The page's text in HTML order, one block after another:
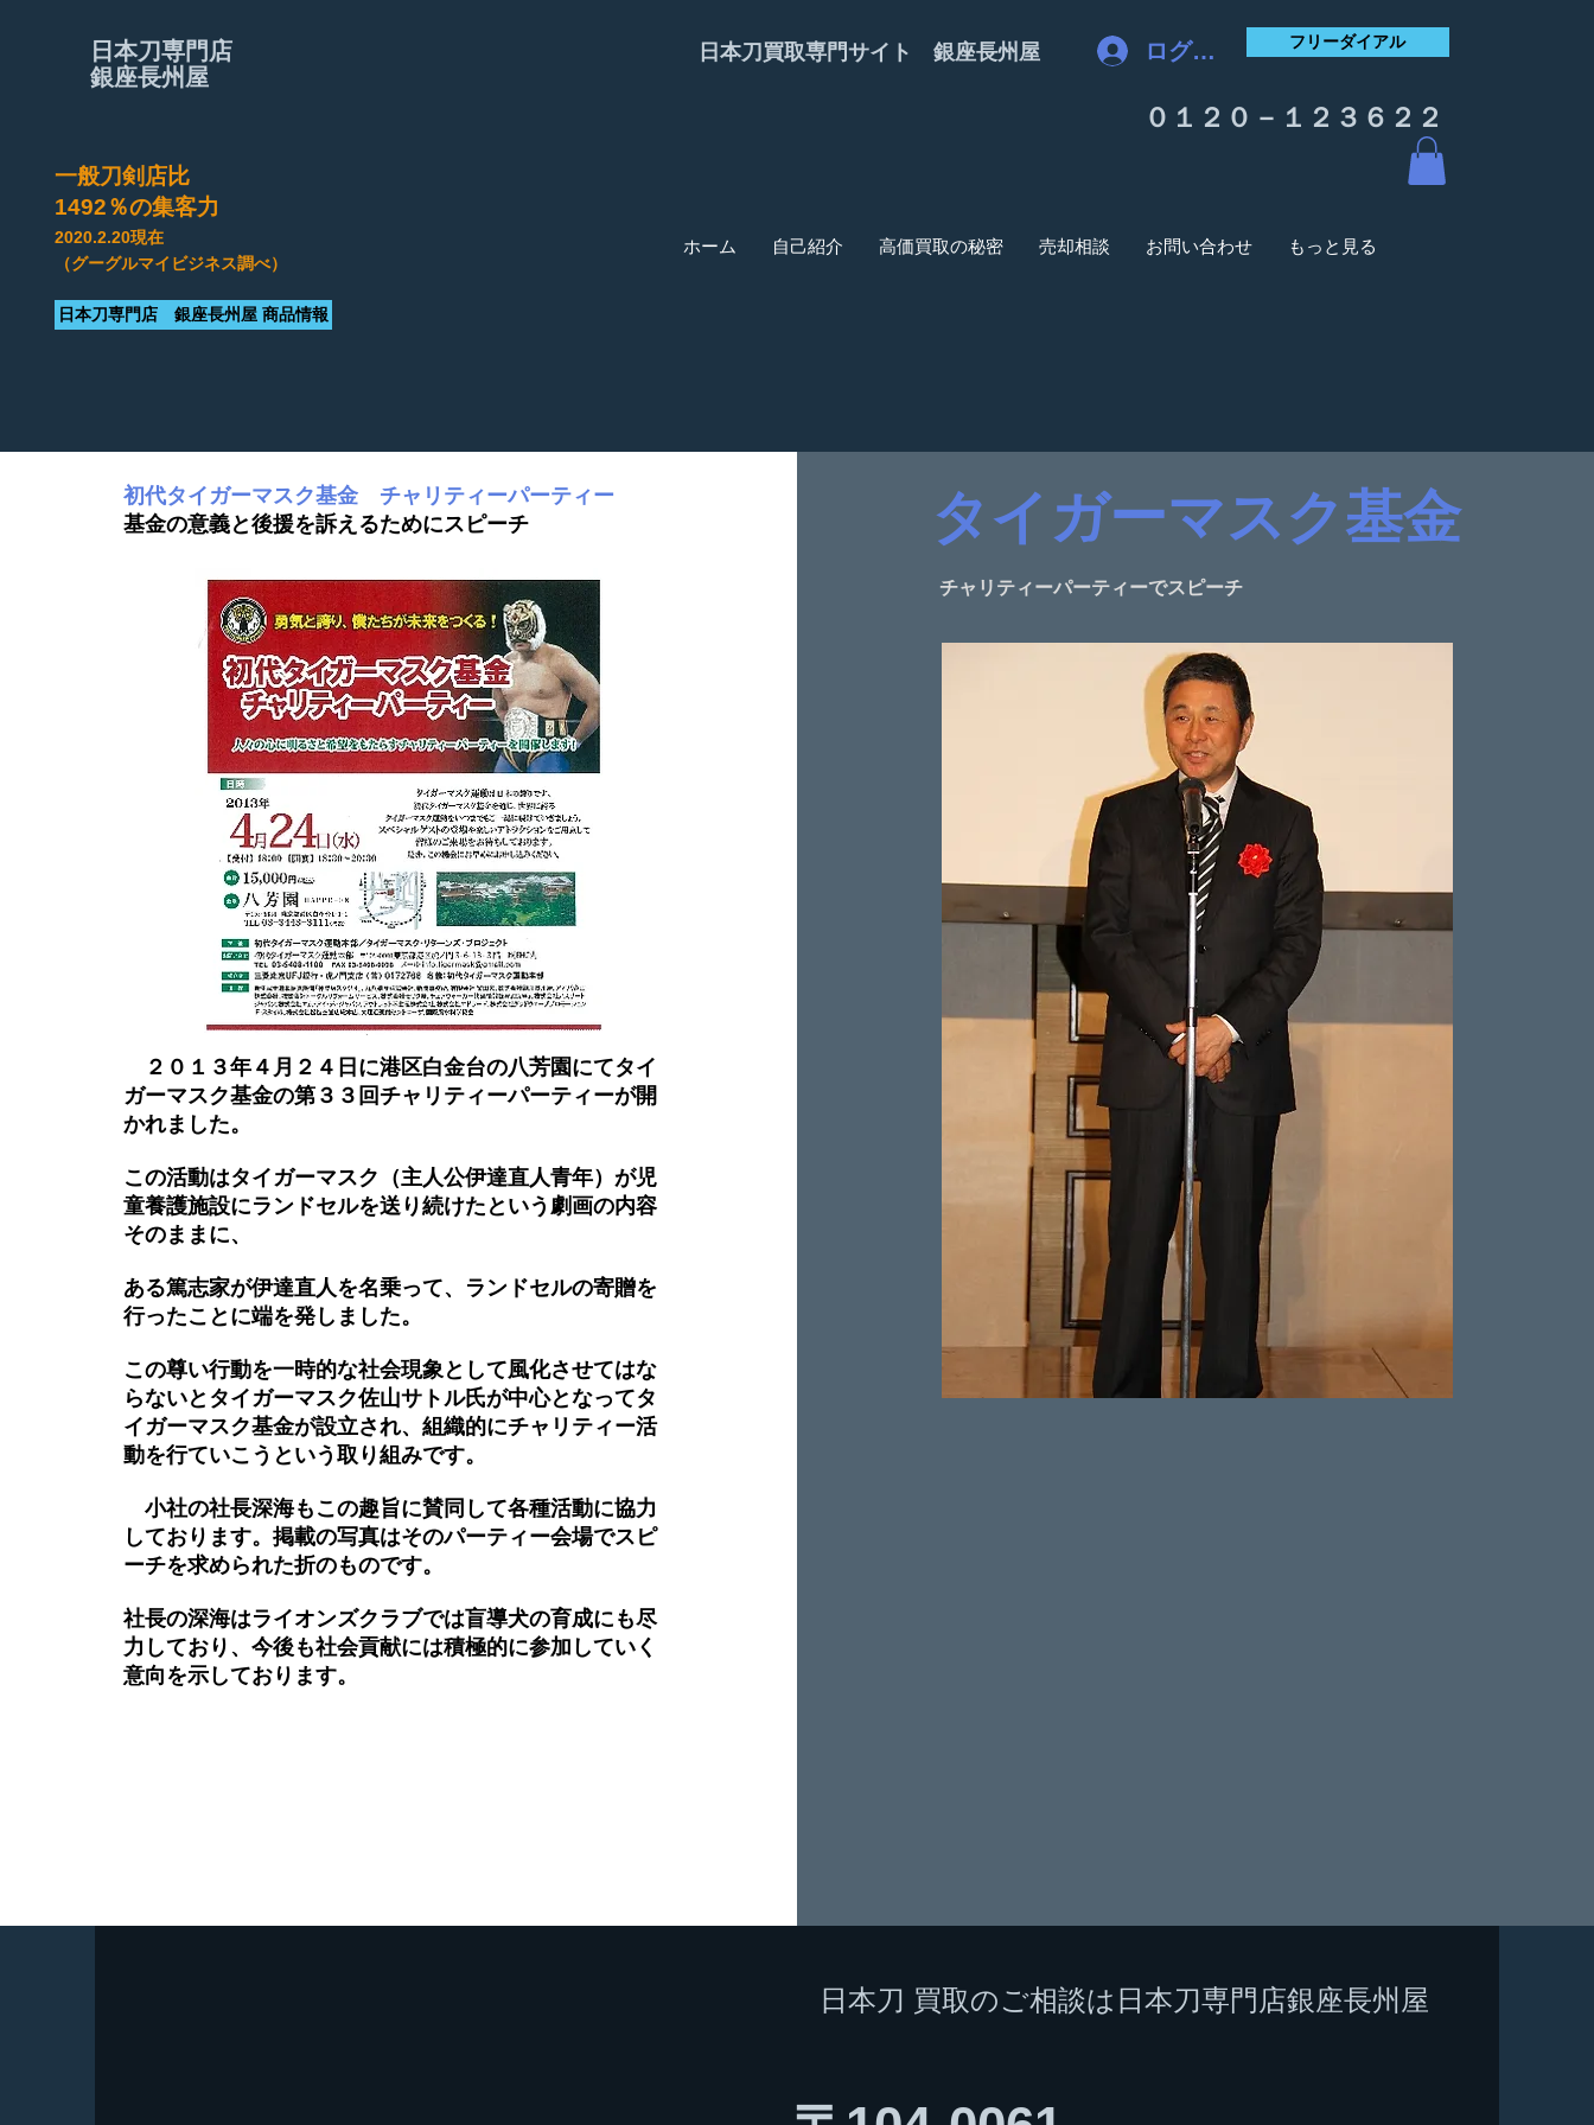
日本刀専門店
銀座長州屋
一般刀剣店比
​1492％の集客力
2020.2.20現在
（グーグルマイビジネス調べ）
日本刀専門店 銀座長州屋 商品情報
日本刀買取専門サイト 銀座長州屋 ログイン フリーダイアル
０１２０－１２３６２２
ホーム 自己紹介 高価買取の秘密 売却相談 お問い合わせ もっと見る
初代タイガーマスク基金 チャリティーパーティー
基金の意義と後援を訴えるためにスピーチ
２０１３年４月２４日に港区白金台の八芳園にてタイ
ガーマスク基金の第３３回チャリティーパーティーが開
かれました。
この活動はタイガーマスク（主人公伊達直人青年）が児
童養護施設にランドセルを送り続けたという劇画の内容
そのままに、
ある篤志家が伊達直人を名乗って、ランドセルの寄贈を
行ったことに端を発しました。
この尊い行動を一時的な社会現象として風化させてはな
らないとタイ ガーマスク佐山サトル氏が中心となってタ
イガーマスク基金が設立され、組織的にチャリティー活
動を行ていこうという取り組みです。
小社の社長深海もこの趣旨に賛同して各種活動に協力
しております。掲載の写真はそのパーティー会場でスピ
ーチを求められた折のものです。
社長の深海はライオンズクラブでは盲導犬の育成にも尽
力しており、今後も社会貢献には積極的に参加していく
意向を示しております。
タイガーマスク基金
​チャリティーパーティーでスピーチ
日本刀 買取のご相談は日本刀専門店銀座長州屋